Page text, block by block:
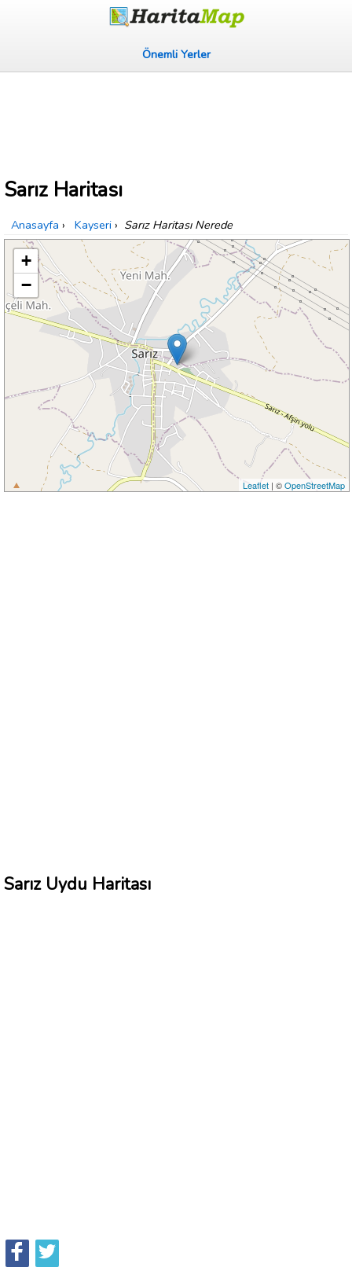
Önemli Yerler
Sarız Haritası
Anasayfa › Kayseri › Sarız Haritası Nerede
+
−
Leaflet | ©OpenStreetMap
Sarız Uydu Haritası